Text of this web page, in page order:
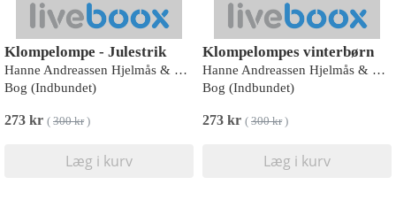
Klompelompe - Julestrik
Hanne Andreassen Hjelmås & Torunn Steinsland
Bog (Indbundet)
273 kr ( 300 kr)
Læg i kurv
Klompelompes vinterbørn
Hanne Andreassen Hjelmås & Torunn Steinsland
Bog (Indbundet)
273 kr ( 300 kr)
Læg i kurv